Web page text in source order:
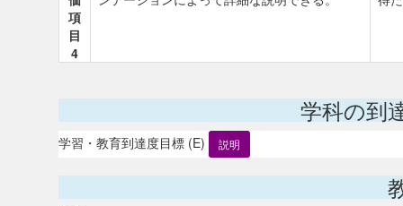
項
目
4
学科の到
学習・教育到達度目標 (E) 説明